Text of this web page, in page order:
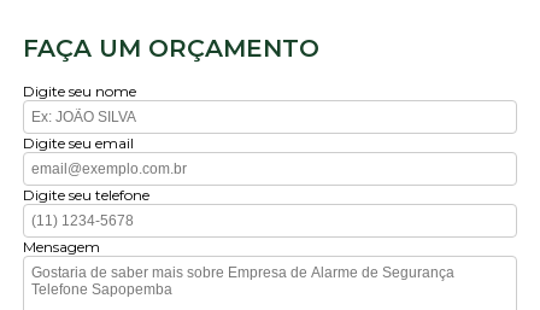
FAÇA UM ORÇAMENTO
Digite seu nome
Digite seu email
Digite seu telefone
Mensagem